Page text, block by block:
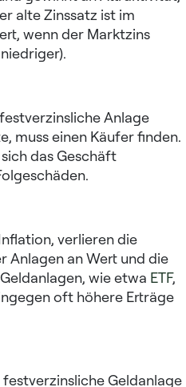
alte Zinssatz ist im
wenn der Marktzins
Anlage
muss einen Käufer finden.
das Geschäft
verlieren die
Anlagen an Wert und die
wie etwa ETF,
oft höhere Erträge
festverzinsliche Geldanlage